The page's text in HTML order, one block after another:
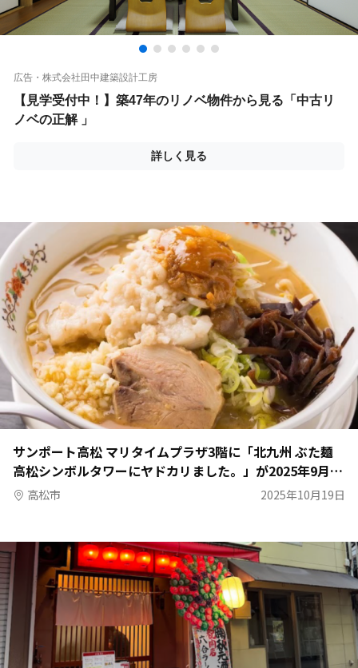
サンポート高松 マリタイムプラザ3階に「北九州 ぶた麺
高松シンボルタワーにヤドカリました。」が2025年9月8
日（月）にオープン
高松市 2025年10月19日